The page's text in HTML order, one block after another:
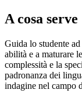
A cosa serve
Guida lo studente
abilità e a maturare
complessità e la
padronanza dei
indagine nel campo